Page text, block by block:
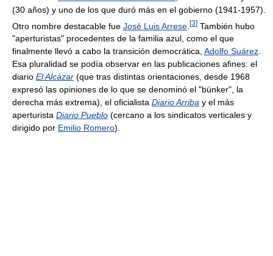
(30 años) y uno de los que duró más en el gobierno (1941-1957).
Otro nombre destacable fue José Luis Arrese [3] También hubo
"aperturistas" procedentes de la familia azul, como el que
finalmente llevó a cabo la transición democrática, Adolfo Suárez.
Esa pluralidad se podía observar en las publicaciones afines: el
diario El Alcázar (que tras distintas orientaciones, desde 1968
expresó las opiniones de lo que se denominó el "búnker", la
derecha más extrema), el oficialista Diario Arriba y el más
aperturista Diario Pueblo (cercano a los sindicatos verticales y
dirigido por Emilio Romero).